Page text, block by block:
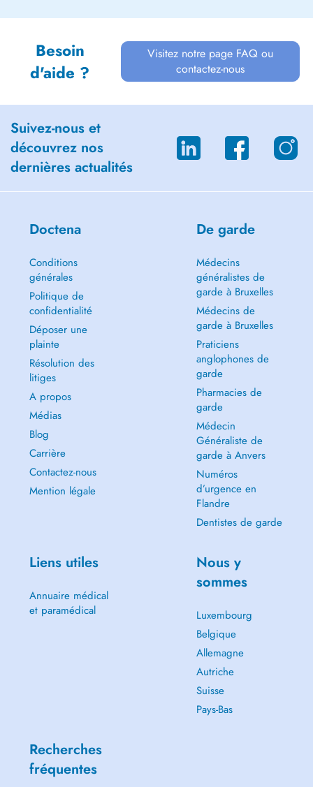
Besoin
d'aide ?
Visitez notre page FAQ ou
contactez-nous
Suivez-nous et
découvrez nos
dernières actualités
Doctena
Conditions
générales
Politique de
confidentialité
Déposer une
plainte
Résolution des
litiges
A propos
Médias
Blog
Carrière
Contactez-nous
Mention légale
De garde
Médecins
généralistes de
garde à Bruxelles
Médecins de
garde à Bruxelles
Praticiens
anglophones de
garde
Pharmacies de
garde
Médecin
Généraliste de
garde à Anvers
Numéros
d’urgence en
Flandre
Dentistes de garde
Liens utiles
Annuaire médical
et paramédical
Nous y
sommes
Luxembourg
Belgique
Allemagne
Autriche
Suisse
Pays-Bas
Recherches
fréquentes